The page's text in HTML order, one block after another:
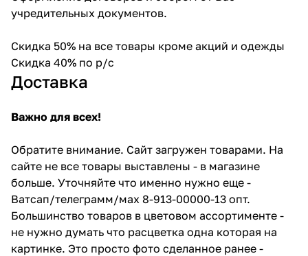
учредительных документов.
Скидка 50% на все товары кроме акций и одежды
Скидка 40% по р/с
Доставка
Важно для всех!
Обратите внимание. Сайт загружен товарами. На
сайте не все товары выставлены - в магазине
больше. Уточняйте что именно нужно еще -
Ватсап/телеграмм/мах 8-913-00000-13 опт.
Большинство товаров в цветовом ассортименте -
не нужно думать что расцветка одна которая на
картинке. Это просто фото сделанное ранее -